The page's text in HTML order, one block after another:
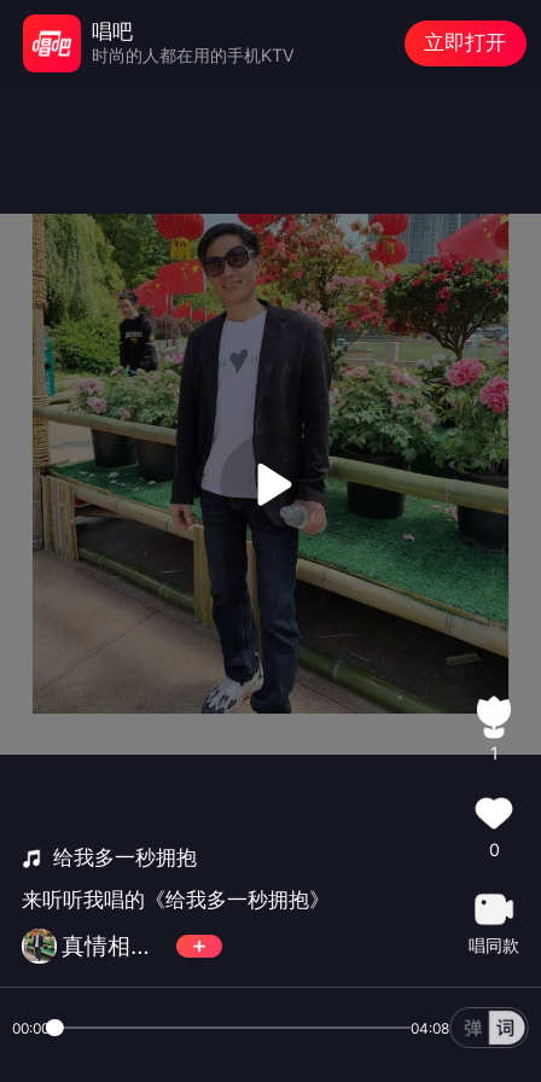
给我多一秒拥抱
来听听我唱的《给我多一秒拥抱》
真情相遇🐥🐌🐆
1
0
唱同款
00:00 04:08
唱吧
时尚的人都在用的手机KTV
立即打开